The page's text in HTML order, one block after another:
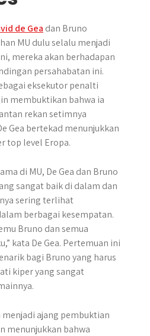
de Gea dan Bruno
MU dulu selalu menjadi
mereka akan berhadapan
persahabatan ini.
eksekutor penalti
membuktikan bahwa ia
rekan setimnya
Gea bertekad menunjukkan
top level Eropa.
di MU, De Gea dan Bruno
sangat baik di dalam dan
sering terlihat
berbagai kesempatan.
Bruno dan semua
kata De Gea. Pertemuan ini
bagi Bruno yang harus
kiper yang sangat
ajang pembuktian
menunjukkan bahwa